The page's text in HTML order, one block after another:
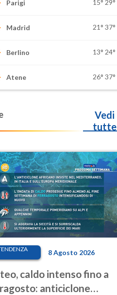
Parigi 15° 29°
Madrid 21° 37°
Berlino 13° 24°
Atene 26° 37°
Vedi
tutte
8 Agosto 2026
caldo intenso fino a
anticiclone